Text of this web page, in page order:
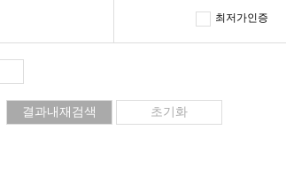
최저가인증